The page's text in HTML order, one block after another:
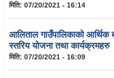
मिति: 07/20/2021 - 16:14
आलिताल गाउँपालिकाको आर्थिक
स्तरिय योजना तथा कार्यक्रमहरु
मिति: 07/20/2021 - 16:09